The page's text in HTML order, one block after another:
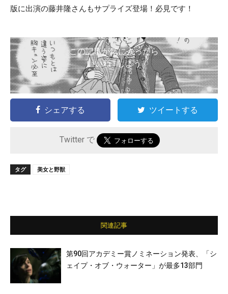
版に出演の藤井隆さんもサプライズ登場！必見です！
この記事が気に入ったら
いいね ! しよう
シェアする ツイートする
Twitter で
タグ 美女と野獣
関連記事
第90回アカデミー賞ノミネーション発表、「シ
ェイプ・オブ・ウォーター」が最多13部門